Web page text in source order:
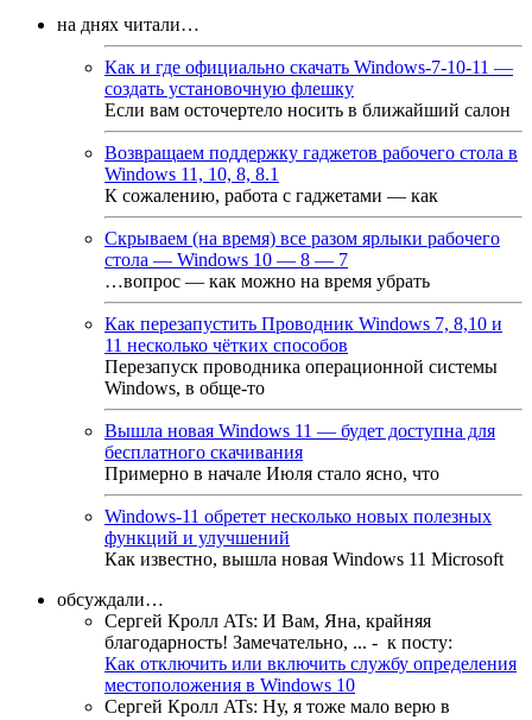
на днях читали…
Как и где официально скачать Windows-7-10-11 —
создать установочную флешку
Если вам осточертело носить в ближайший салон
Возвращаем поддержку гаджетов рабочего стола в
Windows 11, 10, 8, 8.1
К сожалению, работа с гаджетами — как
Скрываем (на время) все разом ярлыки рабочего
стола — Windows 10 — 8 — 7
…вопрос — как можно на время убрать
Как перезапустить Проводник Windows 7, 8,10 и
11 несколько чётких способов
Перезапуск проводника операционной системы
Windows, в обще-то
Вышла новая Windows 11 — будет доступна для
бесплатного скачивания
Примерно в начале Июля стало ясно, что
Windows-11 обретет несколько новых полезных
функций и улучшений
Как известно, вышла новая Windows 11 Microsoft
обсуждали…
Сергей Кролл ATs: И Вам, Яна, крайняя
благодарность! Замечательно, ... - к посту:
Как отключить или включить службу определения
местоположения в Windows 10
Сергей Кролл ATs: Ну, я тоже мало верю в